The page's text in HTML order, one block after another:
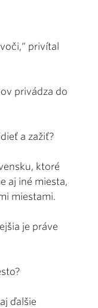
privítal
privádza do
a zažiť?
ktoré
aj iné miesta,
miestami.
je práve
ďalšie